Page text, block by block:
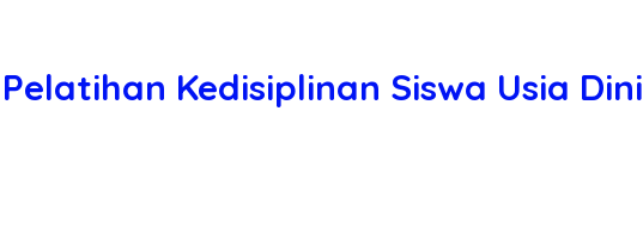
Kedisiplinan Siswa Usia Dini